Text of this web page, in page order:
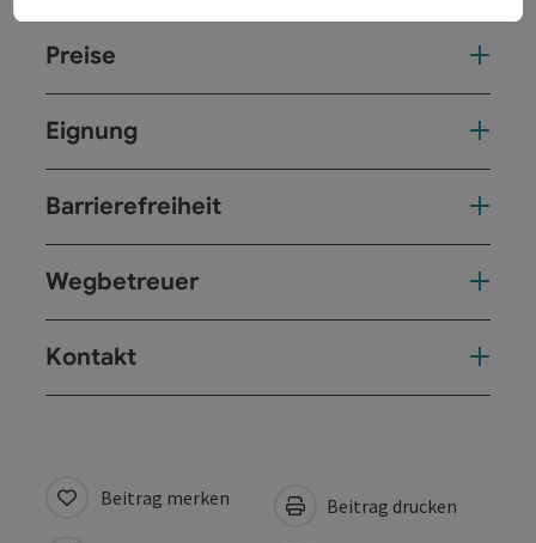
Preise
Eignung
Barrierefreiheit
Wegbetreuer
Kontakt
Beitrag merken Beitrag drucken